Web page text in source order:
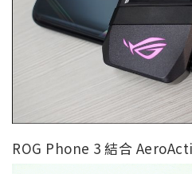
ROG Phone 3 結合